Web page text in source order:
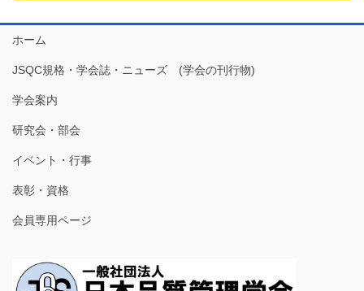
ホーム
JSQC規格・学会誌・ニューズ (学会の刊行物)
学会案内
研究会・部会
イベント・行事
表彰・資格
会員専用ページ